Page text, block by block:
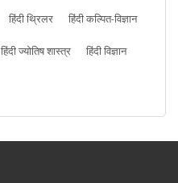
हिंदी थ्रिलर
हिंदी कल्पित-विज्ञान
हिंदी ज्योतिष शास्त्र
हिंदी विज्ञान